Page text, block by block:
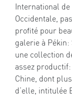
International
Occidentale,
profité pour
galerie à Pékin:
une collection
assez
Chine, dont
d’elle, intitulée